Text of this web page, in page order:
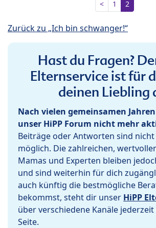
< 1 2
Zurück zu „Ich bin schwanger!“
Hast du Fragen?
Elternservice ist für
deinen Liebling
Nach vielen gemeinsamen
unser HiPP Forum nicht mehr
Beiträge oder Antworten sind
möglich. Die zahlreichen,
Mamas und Experten bleiben
und sind weiterhin für dich
auch künftig die bestmögliche
bekommst, steht dir unser HiPP
über verschiedene Kanäle
Seite.